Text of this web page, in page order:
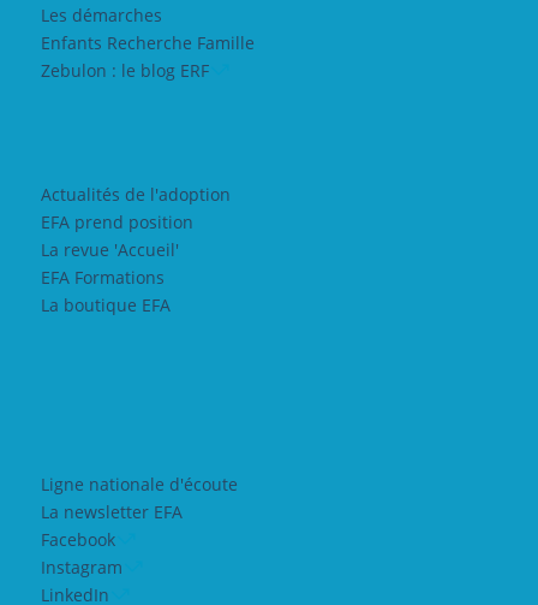
Les démarches
Enfants Recherche Famille
Zebulon : le blog ERF
Actualités de l'adoption
EFA prend position
La revue 'Accueil'
EFA Formations
La boutique EFA
Ligne nationale d'écoute
La newsletter EFA
Facebook
Instagram
LinkedIn